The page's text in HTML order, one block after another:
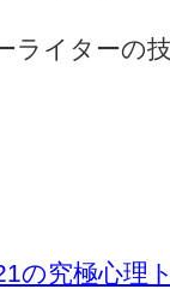
イターの
の究極心理